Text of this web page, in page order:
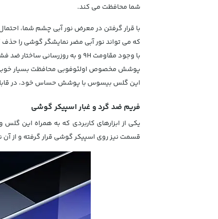
شما محافظت می کند.
با قرار گرفتن در معرض نور آبی چشم شما،
که می تواند نور آبی مضر نمایشگر گوشی را
با وجود مقاومت 9H و به روزرسانی ساختار ضد فشرده سازی cobweb دو لایه ، این شیشه در برابر خراش ، خرد شدن و ترک خوردگی مقاوم است.
پوشش مخصوص اولئوفوبی محافظت بسیار خوبی
این گلس بیسوس با پوشش حساس خود، در
فریم ضد گرد و غبار اسپیکر گوشی
یکی از ابزارهای کاربردی که به همراه این گلس
قسمت نیز روی اسپیکر گوشی قرار گرفته و از آن